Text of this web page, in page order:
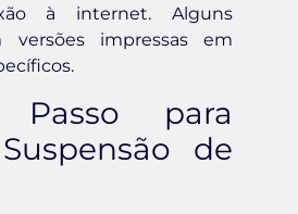
à internet. Alguns
impressas em
para
de